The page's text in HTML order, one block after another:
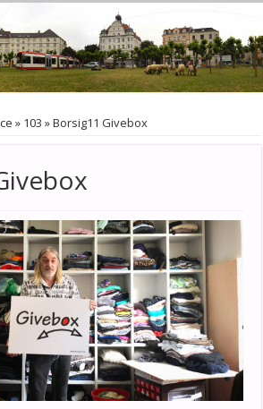
» 103 »Borsig11 Givebox